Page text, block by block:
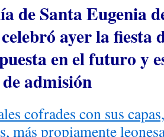
de Santa Eugenia
ayer la fiesta
en el futuro y
admisión